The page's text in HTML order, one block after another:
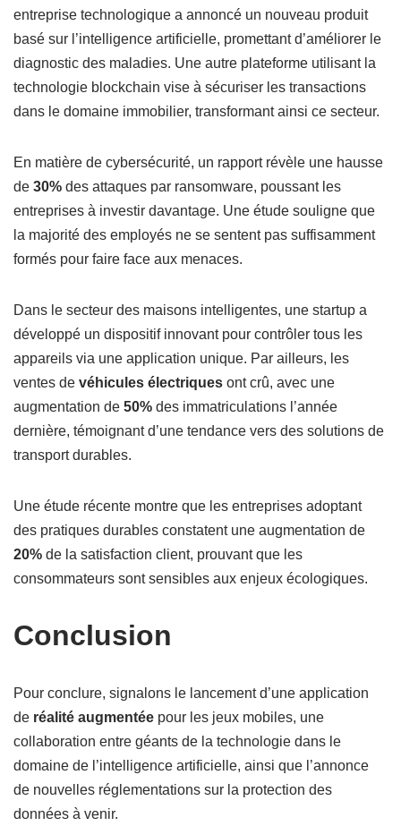
entreprise technologique a annoncé un nouveau produit
basé sur l’intelligence artificielle, promettant d’améliorer le
diagnostic des maladies. Une autre plateforme utilisant la
technologie blockchain vise à sécuriser les transactions
dans le domaine immobilier, transformant ainsi ce secteur.
En matière de cybersécurité, un rapport révèle une hausse
de 30% des attaques par ransomware, poussant les
entreprises à investir davantage. Une étude souligne que
la majorité des employés ne se sentent pas suffisamment
formés pour faire face aux menaces.
Dans le secteur des maisons intelligentes, une startup a
développé un dispositif innovant pour contrôler tous les
appareils via une application unique. Par ailleurs, les
ventes de véhicules électriques ont crû, avec une
augmentation de 50% des immatriculations l’année
dernière, témoignant d’une tendance vers des solutions de
transport durables.
Une étude récente montre que les entreprises adoptant
des pratiques durables constatent une augmentation de
20% de la satisfaction client, prouvant que les
consommateurs sont sensibles aux enjeux écologiques.
Conclusion
Pour conclure, signalons le lancement d’une application
de réalité augmentée pour les jeux mobiles, une
collaboration entre géants de la technologie dans le
domaine de l’intelligence artificielle, ainsi que l’annonce
de nouvelles réglementations sur la protection des
données à venir.